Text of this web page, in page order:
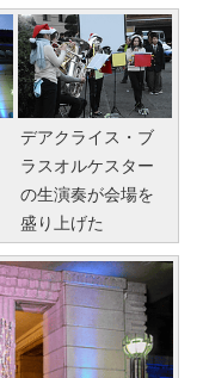
デアクライス・ブ
ラスオルケスター
の生演奏が会場を
盛り上げた